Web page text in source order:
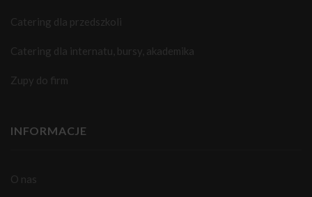
Catering dla przedszkoli
Catering dla internatu, bursy, akademika
Zupy do firm
INFORMACJE
O nas